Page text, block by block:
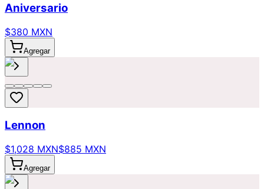
Aniversario
$380 MXN
Agregar
Lennon
$1,028 MXN$885 MXN
Agregar